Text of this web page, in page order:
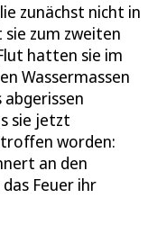
zunächst nicht in
zum zweiten
hatten sie im
Wassermassen
sie jetzt
worden:
an den
Feuer ihr